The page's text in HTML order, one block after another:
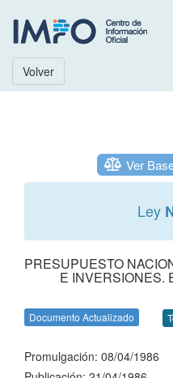
Volver
Ver
Ley
PRESUPUESTO
E INVERSIONES.
Documento Actualizado
Promulgación: 08/04/1986